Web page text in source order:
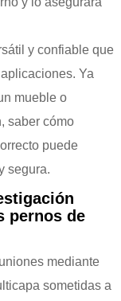
y confiable que
Ya
mueble o
saber cómo
puede
segura.
pernos de
mediante
sometidas a